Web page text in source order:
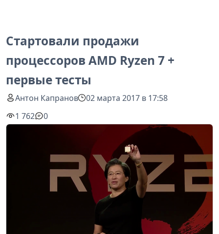
Стартовали продажи
процессоров AMD Ryzen 7 +
первые тесты
Антон Капранов
02 марта 2017 в 17:58
1 762
0